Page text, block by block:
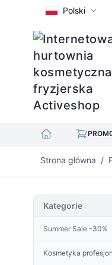
Polski
Strona główna /
Kategorie
Summer Sale -30%
Kosmetyka